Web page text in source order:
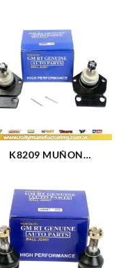
K8209 MUÑON
(1146)